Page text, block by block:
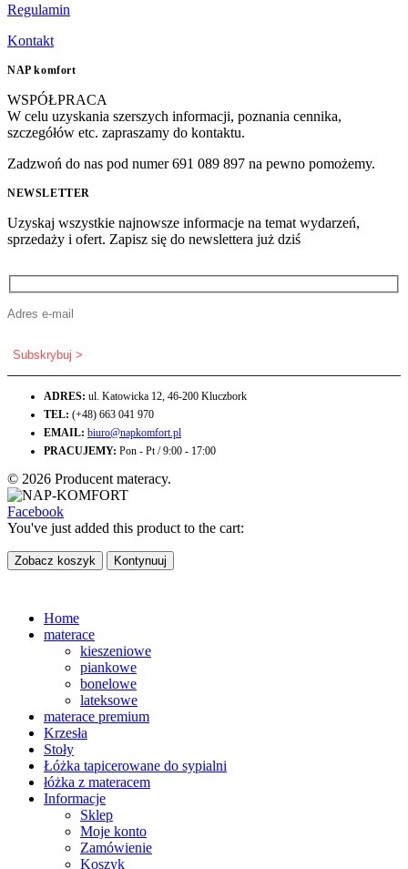
Regulamin
Kontakt
NAP komfort
WSPÓŁPRACA
W celu uzyskania szerszych informacji, poznania cennika,
szczegółów etc. zapraszamy do kontaktu.
Zadzwoń do nas pod numer 691 089 897 na pewno pomożemy.
NEWSLETTER
Uzyskaj wszystkie najnowsze informacje na temat wydarzeń,
sprzedaży i ofert. Zapisz się do newslettera już dziś
ADRES: ul. Katowicka 12, 46-200 Kluczbork
TEL: (+48) 663 041 970
EMAIL: biuro@napkomfort.pl
PRACUJEMY: Pon - Pt / 9:00 - 17:00
© 2026 Producent materacy.
Facebook
You've just added this product to the cart:
Zobacz koszyk Kontynuuj
Home
materace
kieszeniowe
piankowe
bonelowe
lateksowe
materace premium
Krzesła
Stoły
Łóżka tapicerowane do sypialni
łóżka z materacem
Informacje
Sklep
Moje konto
Zamówienie
Koszyk